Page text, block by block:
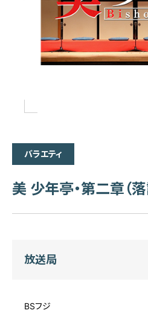
バラエティ
美 少年亭・第二章（
放送局
BSフジ